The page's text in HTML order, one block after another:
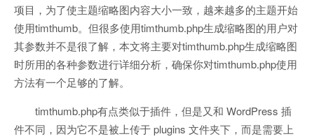
项目，为了使主题缩略图内容大小一致，越来越多的主题开始
使用timthumb。但很多使用timthumb.php生成缩略图的用户对
其参数并不是很了解，本文将主要对timthumb.php生成缩略图
时所用的各种参数进行详细分析，确保你对timthumb.php使用
方法有一个足够的了解。
timthumb.php有点类似于插件，但是又和 WordPress 插
件不同，因为它不是被上传于 plugins 文件夹下，而是需要上